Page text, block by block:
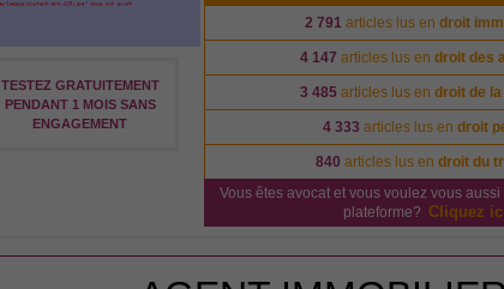
TESTEZ GRATUITEMENT
PENDANT 1 MOIS SANS
ENGAGEMENT
2 791 articles lus endroit
4 147 articles lus endroit des
3 485 articles lus endroit de
4 333 articles lus en droit
840 articles lus en droit du
Vous êtes avocat et vous voulez vous
plateforme? Cliquez